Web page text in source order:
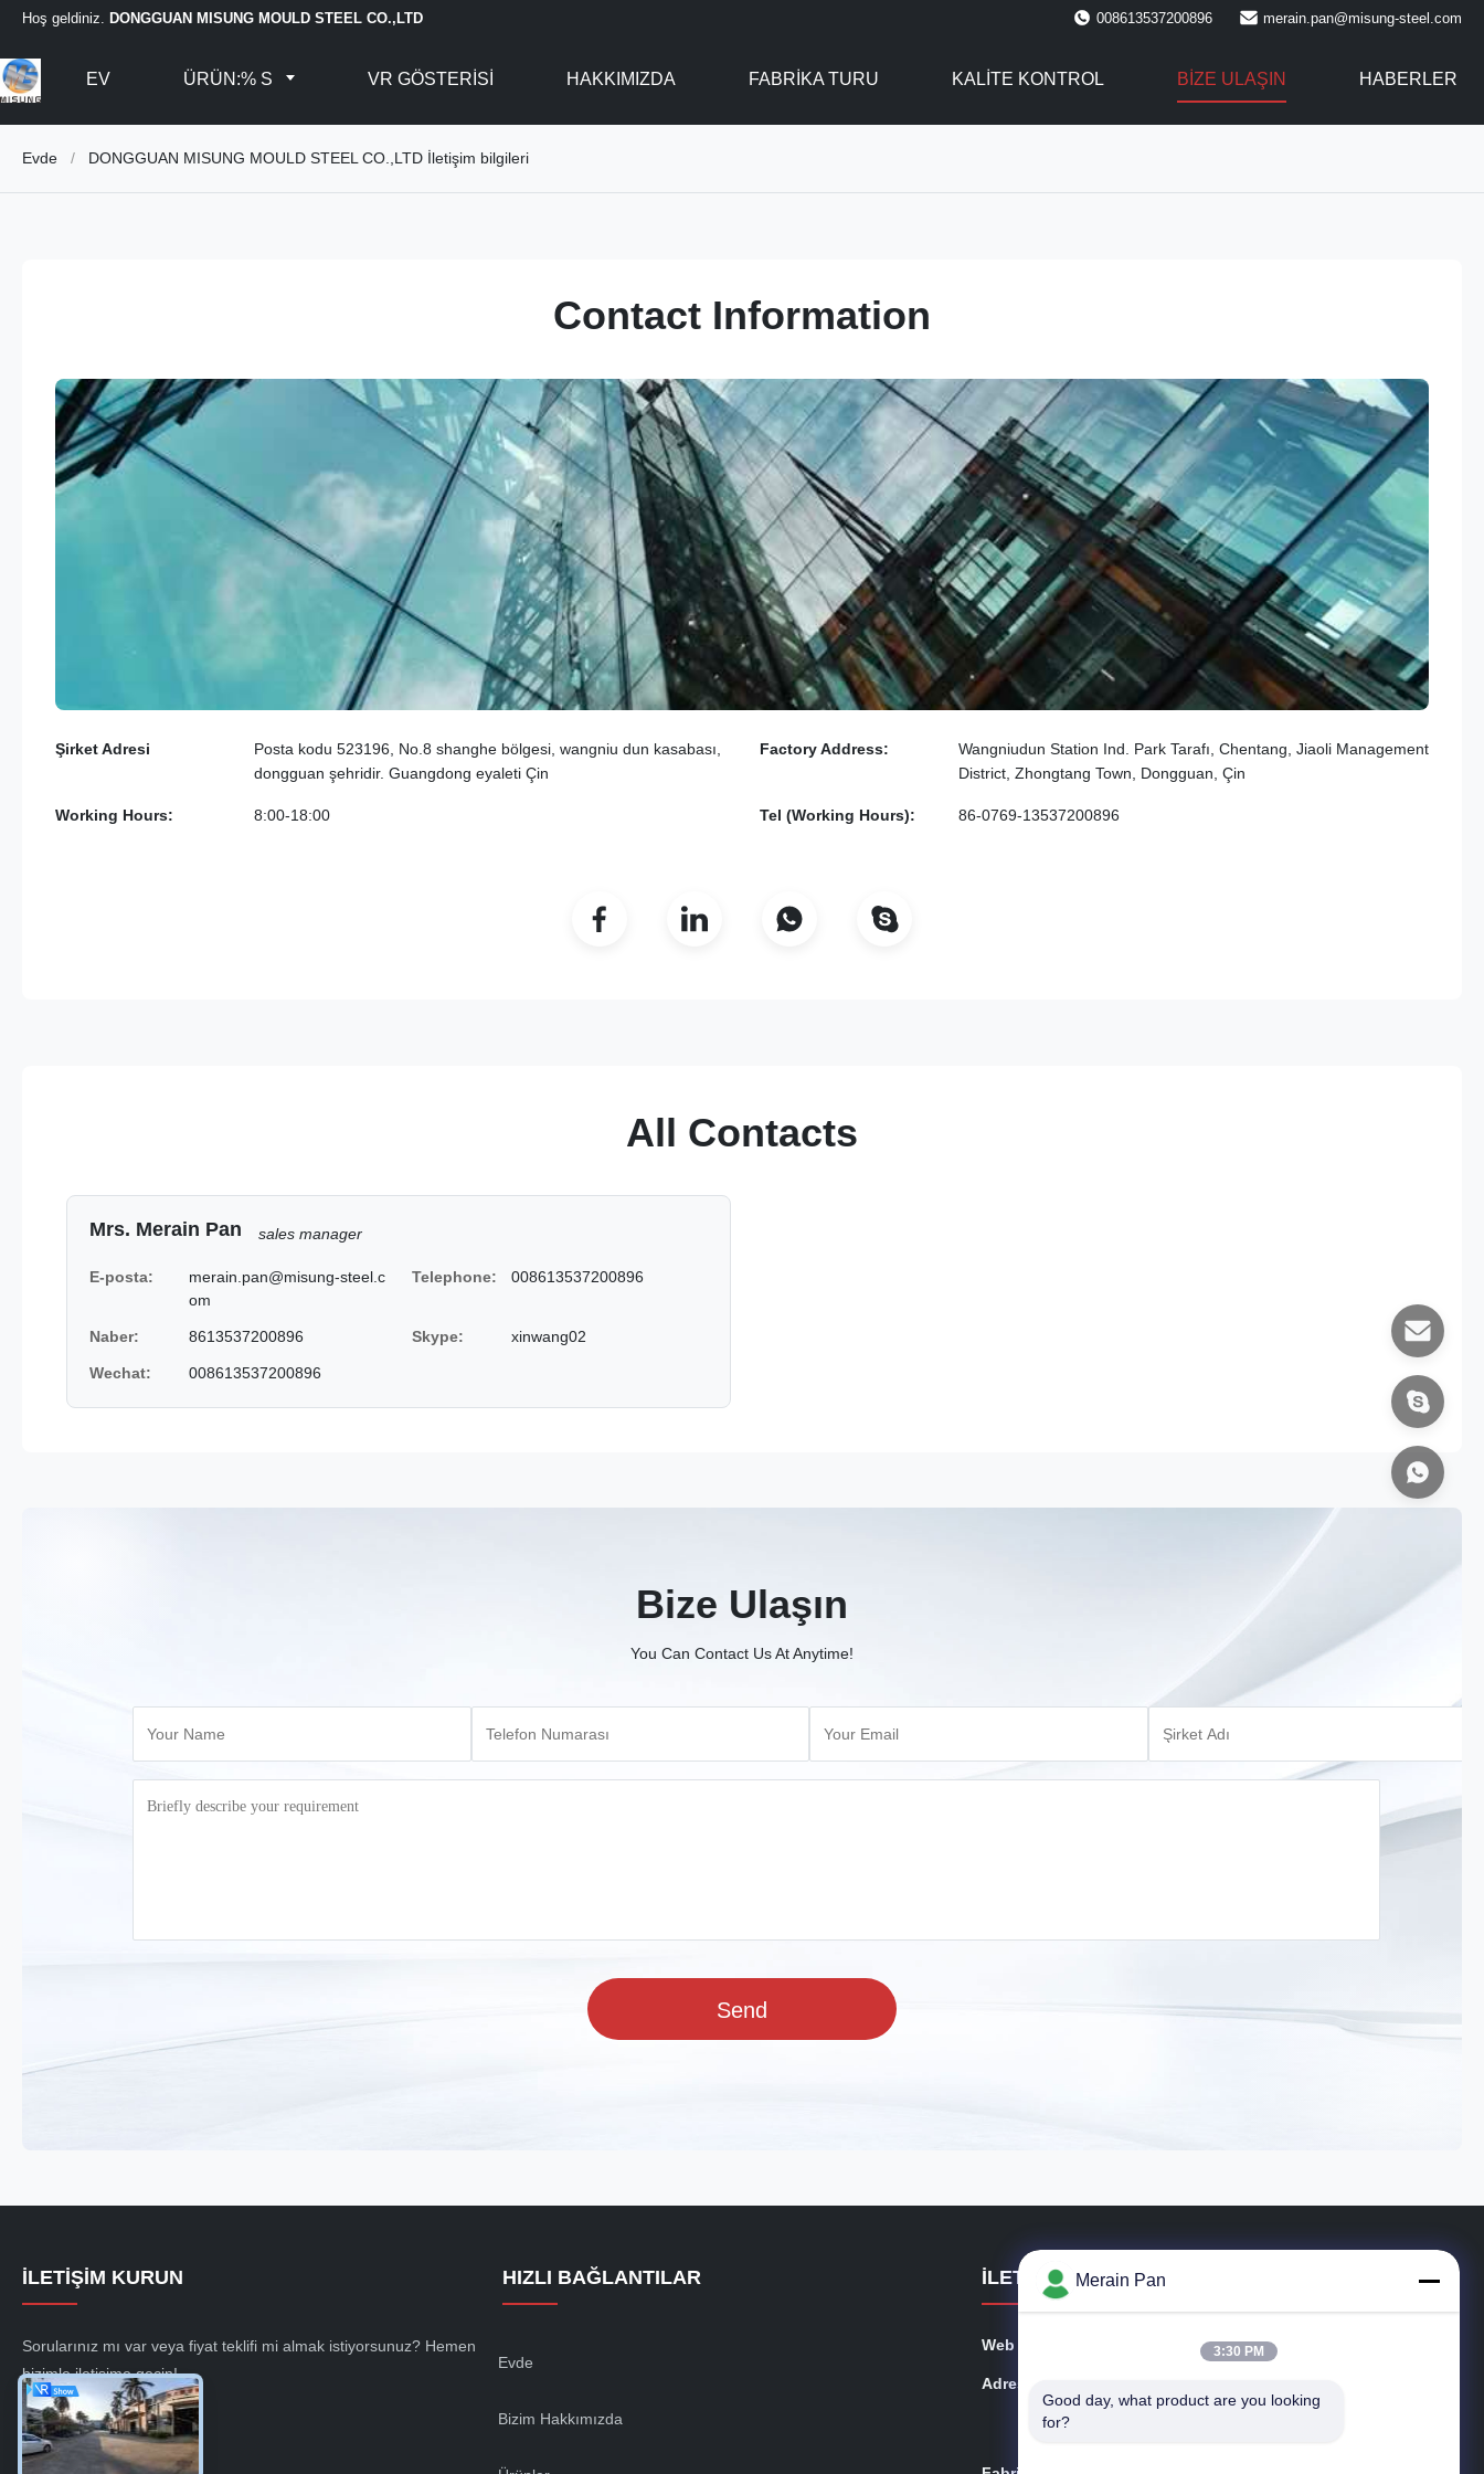
Hoş geldiniz. DONGGUAN MISUNG MOULD STEEL CO.,LTD 008613537200896 merain.pan@misung-steel.com
EV ÜRÜN:% S VR GÖSTERISI HAKKIMIZDA FABRIKA TURU KALITE KONTROL BIZE ULAŞIN HABERLER
Evde / DONGGUAN MISUNG MOULD STEEL CO.,LTD İletişim bilgileri
Contact Information
Şirket Adresi
Posta kodu 523196, No.8 shanghe bölgesi, wangniu dun kasabası,
dongguan şehridir. Guangdong eyaleti Çin
Factory Address:
Wangniudun Station Ind. Park Tarafı, Chentang, Jiaoli Management
District, Zhongtang Town, Dongguan, Çin
Working Hours: 8:00-18:00 Tel (Working Hours): 86-0769-13537200896
All Contacts
Mrs. Merain Pan sales manager
E-posta:
merain.pan@misung-steel.c
om
Telephone: 008613537200896
Naber: 8613537200896 Skype: xinwang02
Wechat: 008613537200896
Bize Ulaşın
You Can Contact Us At Anytime!
Send
İLETIŞIM KURUN
Sorularınız mı var veya fiyat teklifi mi almak istiyorsunuz? Hemen
bizimle iletişime geçin!
Şimdi Sor
HIZLI BAĞLANTILAR
Evde
Bizim Hakkımızda
İLETIŞIM BILGILERI
Web sitesi: moldtoolsteel.com
Adres:
un kasabası, dongguan şehridir. Guangdong eyaleti Çi
Merain Pan
3:30 PM
Good day, what product are you looking
for?